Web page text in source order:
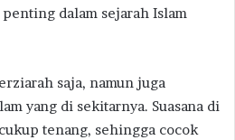
dalam sejarah Islam
saja, namun juga
yang di sekitarnya. Suasana di
tenang, sehingga cocok